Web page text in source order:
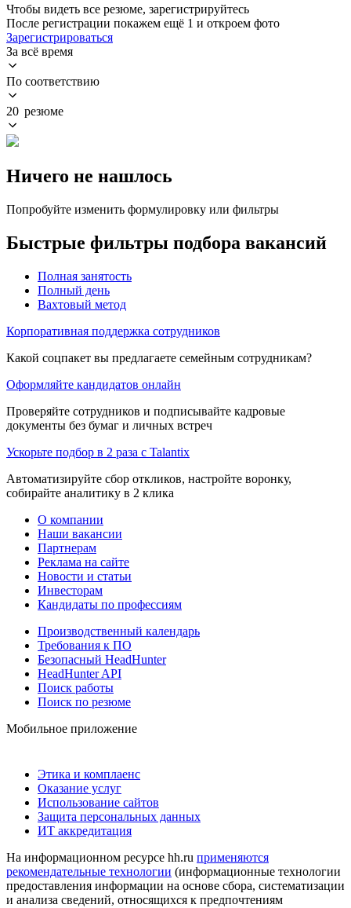
Чтобы видеть все резюме, зарегистрируйтесь
После регистрации покажем ещё 1 и откроем фото
Зарегистрироваться
За всё время
По соответствию
20 резюме
Ничего не нашлось
Попробуйте изменить формулировку или фильтры
Быстрые фильтры подбора вакансий
Полная занятость
Полный день
Вахтовый метод
Корпоративная поддержка сотрудников
Какой соцпакет вы предлагаете семейным сотрудникам?
Оформляйте кандидатов онлайн
Проверяйте сотрудников и подписывайте кадровые
документы без бумаг и личных встреч
Ускорьте подбор в 2 раза с Talantix
Автоматизируйте сбор откликов, настройте воронку,
собирайте аналитику в 2 клика
О компании
Наши вакансии
Партнерам
Реклама на сайте
Новости и статьи
Инвесторам
Кандидаты по профессиям
Производственный календарь
Требования к ПО
Безопасный HeadHunter
HeadHunter API
Поиск работы
Поиск по резюме
Мобильное приложение
Этика и комплаенс
Оказание услуг
Использование сайтов
Защита персональных данных
ИТ аккредитация
На информационном ресурсе hh.ru применяются
рекомендательные технологии (информационные технологии
предоставления информации на основе сбора, систематизации
и анализа сведений, относящихся к предпочтениям